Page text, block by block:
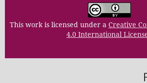
This work is licensed under a Creative
4.0 International